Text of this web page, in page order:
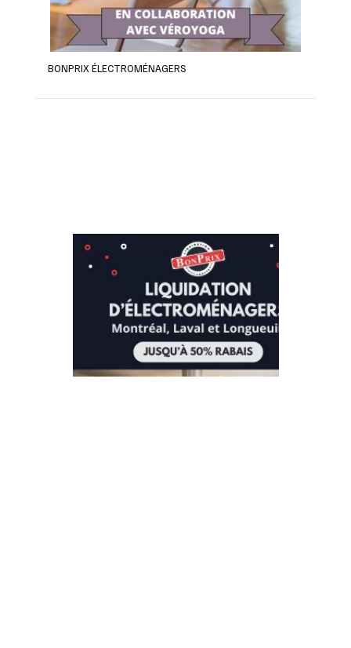
BONPRIX ÉLECTROMÉNAGERS